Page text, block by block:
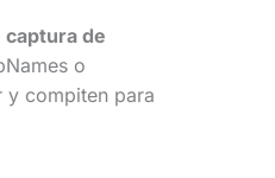
de
o
y compiten para